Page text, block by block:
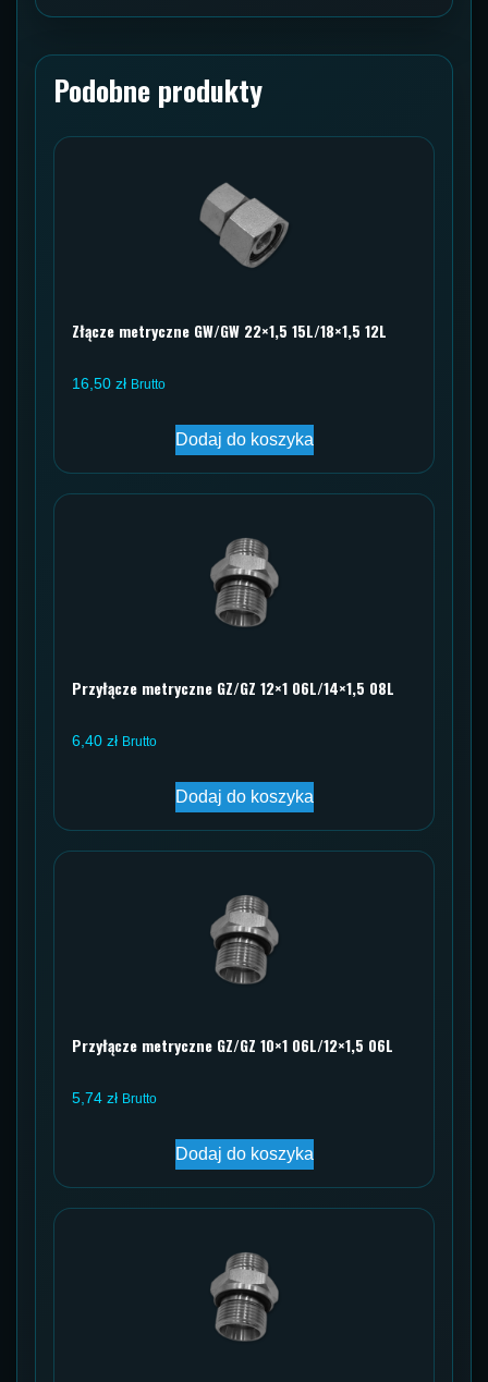
Podobne produkty
Złącze metryczne GW/GW 22×1,5 15L/18×1,5 12L
16,50 zł Brutto
Dodaj do koszyka
Przyłącze metryczne GZ/GZ 12×1 06L/14×1,5 08L
6,40 zł Brutto
Dodaj do koszyka
Przyłącze metryczne GZ/GZ 10×1 06L/12×1,5 06L
5,74 zł Brutto
Dodaj do koszyka